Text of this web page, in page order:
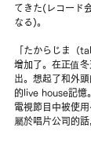
てきた(レコード
なる)。
「たからじま（
增加了。在正值
出。想起了和外
的live house記憶
電視節目中被使
屬於唱片公司的